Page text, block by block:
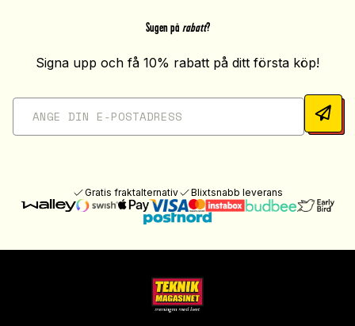
Sugen på rabatt?
Signa upp och få 10% rabatt på ditt första köp!
Gratis fraktalternativ Blixtsnabb leverans